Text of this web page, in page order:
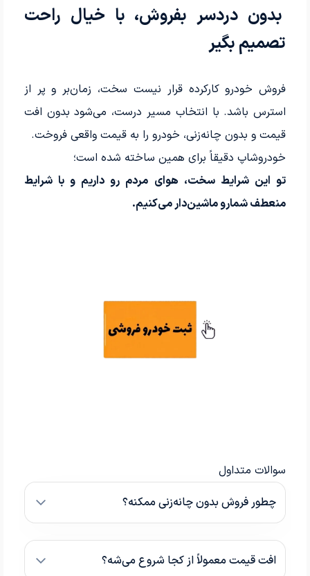
بدون دردسر بفروش، با خیال راحت
تصمیم بگیر
فروش خودرو کارکرده قرار نیست سخت، زمان‌بر و پر از
استرس باشد. با انتخاب مسیر درست، می‌شود بدون افت
قیمت و بدون چانه‌زنی، خودرو را به قیمت واقعی فروخت.
خودروشاپ دقیقاً برای همین ساخته شده است؛
تو این شرایط سخت، هوای مردم رو داریم و با شرایط
منعطف شمارو ماشین‌دار می‌کنیم.
سوالات متداول
چطور فروش بدون چانه‌زنی ممکنه؟
افت قیمت معمولاً از کجا شروع می‌شه؟